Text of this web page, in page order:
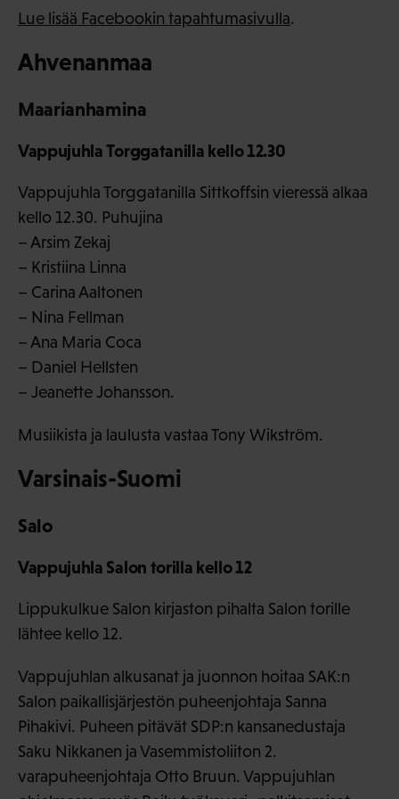
Lue lisää Facebookin tapahtumasivulla.
Ahvenanmaa
Maarianhamina
Vappujuhla Torggatanilla kello 12.30
Vappujuhla Torggatanilla Sittkoffsin vieressä alkaa
kello 12.30. Puhujina
– Arsim Zekaj
– Kristiina Linna
– Carina Aaltonen
– Nina Fellman
– Ana Maria Coca
– Daniel Hellsten
– Jeanette Johansson.
Musiikista ja laulusta vastaa Tony Wikström.
Varsinais-Suomi
Salo
Vappujuhla Salon torilla kello 12
Lippukulkue Salon kirjaston pihalta Salon torille
lähtee kello 12.
Vappujuhlan alkusanat ja juonnon hoitaa SAK:n
Salon paikallisjärjestön puheenjohtaja Sanna
Pihakivi. Puheen pitävät SDP:n kansanedustaja
Saku Nikkanen ja Vasemmistoliiton 2.
varapuheenjohtaja Otto Bruun. Vappujuhlan